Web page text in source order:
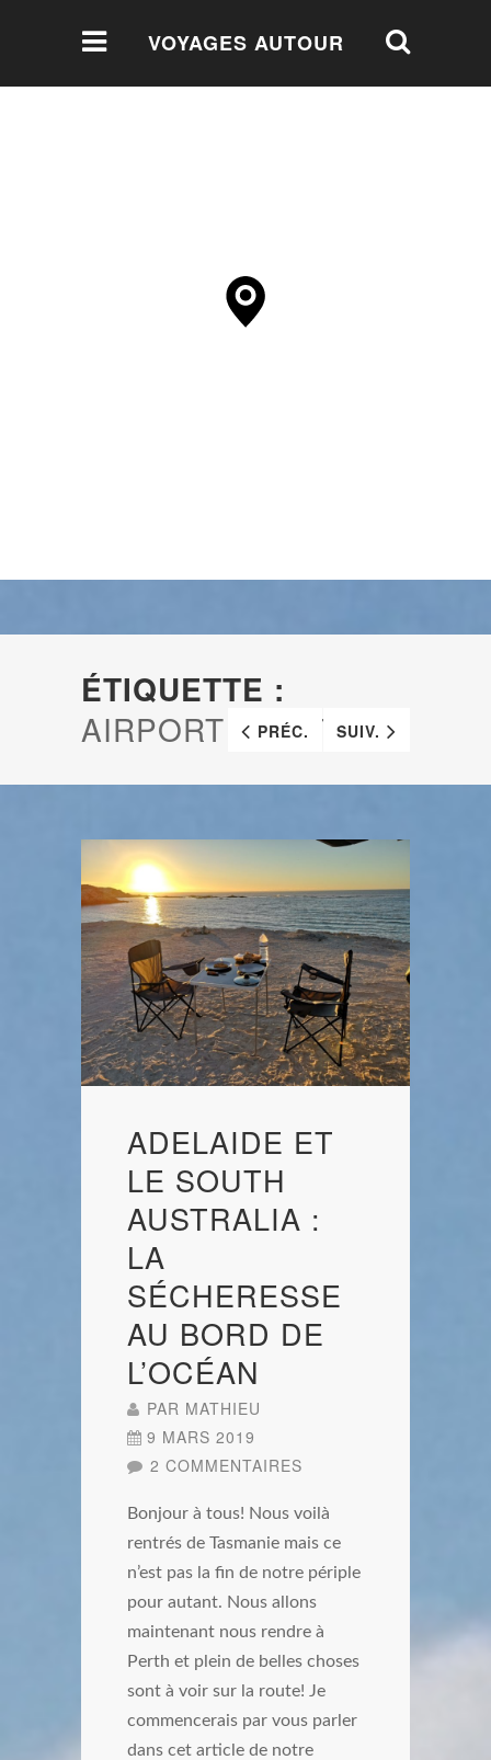
VOYAGES AUTOUR
ÉTIQUETTE :
AIRPORT WEST
PRÉC. SUIV.
ADELAIDE ET
LE SOUTH
AUSTRALIA :
LA
SÉCHERESSE
AU BORD DE
L’OCÉAN
PAR MATHIEU
9 MARS 2019
2 COMMENTAIRES
Bonjour à tous! Nous voilà
rentrés de Tasmanie mais ce
n’est pas la fin de notre périple
pour autant. Nous allons
maintenant nous rendre à
Perth et plein de belles choses
sont à voir sur la route! Je
commencerais par vous parler
dans cet article de notre